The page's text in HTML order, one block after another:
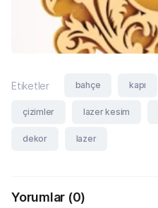
Etiketler bahçe kapı
çizimler lazer kesim
dekor lazer
Yorumlar (0)